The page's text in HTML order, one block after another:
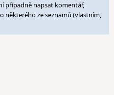
případně napsat komentář,
některého ze seznamů (vlastním,